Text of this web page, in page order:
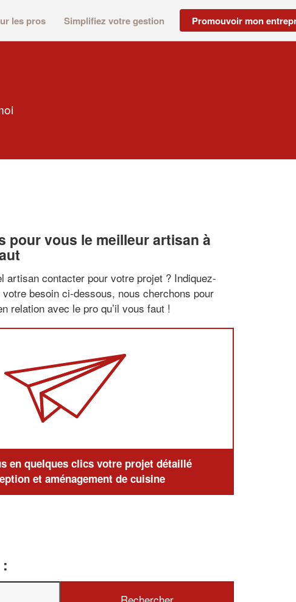
les pros Simplifiez votre gestion Promouvoir mon
pour vous le meilleur artisan à
artisan contacter pour votre projet ? Indiquez-
besoin ci-dessous, nous cherchons pour
relation avec le pro qu’il vous faut !
en quelques clics votre projet détaillé
et aménagement de cuisine